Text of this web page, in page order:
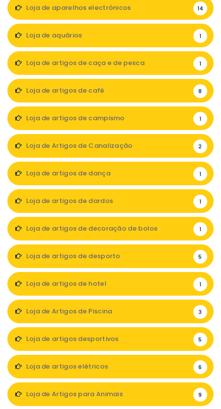
Loja de aparelhos electrónicos 14
Loja de aquários 1
Loja de artigos de caça e de pesca 1
Loja de artigos de café 8
Loja de artigos de campismo 1
Loja de Artigos de Canalização 2
Loja de artigos de dança 1
Loja de artigos de dardos 1
Loja de artigos de decoração de bolos 1
Loja de artigos de desporto 5
Loja de artigos de hotel 1
Loja de Artigos de Piscina 3
Loja de artigos desportivos 5
Loja de artigos elétricos 6
Loja de Artigos para Animais 9